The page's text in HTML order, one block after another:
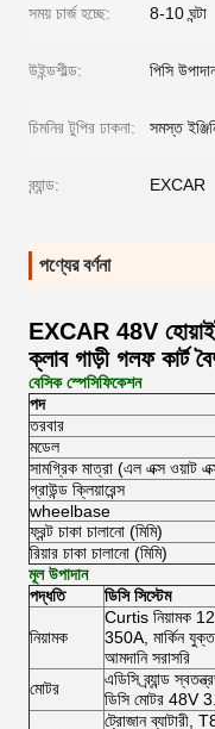
সময় চার্জ হচ্ছে: 8-10 ঘন্টা
উইন্ডশীল্ড: পিসি
চিমনির টুপির ঢাকনা: সমস্ত
ব্র্যান্ড: EXCAR
পণ্যের বর্ণনা
EXCAR 48V হোয়াইট
ক্লাব গাড়ী গলফ কার্ট
বেসিক স্পেসিফিকেশন
পদ
তরবার
মডেল
সামগ্রিক মাত্রা (এল এক্স ওয়াট
গ্রাউন্ড ক্লিয়ারেন্স
wheelbase
ফ্রন্ট চাকা চালানো (মিমি)
রিয়ার চাকা চালানো (মিমি)
মূল উপাদান
পদ্ধতি
ডিসি সিস্টেম
নিয়ামক
Curtis নিয়ামক
350A, মার্কিন
আমদানি সরাসরি
মোটর
এডিসি ব্র্যান্ড
ডিসি মোটর 48V
ট্রোজান ব্যাটারী,